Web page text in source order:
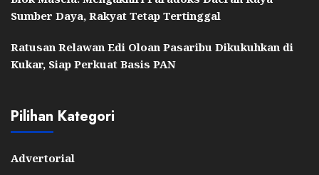
Sumber Daya, Rakyat Tetap Tertinggal
Ratusan Relawan Edi Oloan Pasaribu Dikukuhkan di
Kukar, Siap Perkuat Basis PAN
Pilihan Kategori
Advertorial